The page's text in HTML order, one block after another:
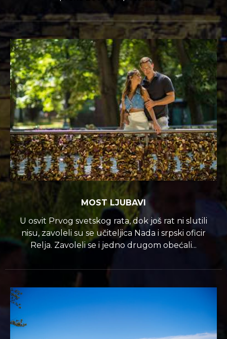
MOST LJUBAVI
U osvit Prvog svetskog rata, dok još rat ni slutili
nisu, zavoleli su se učiteljica Nada i srpski oficir
Relja. Zavoleli se i jedno drugom obećali...